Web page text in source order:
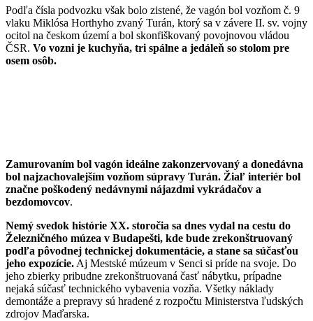
Podľa čísla podvozku však bolo zistené, že vagón bol vozňom č. 9
vlaku Miklósa Horthyho zvaný Turán, ktorý sa v závere II. sv. vojny
ocitol na českom území a bol skonfiškovaný povojnovou vládou
ČSR. Vo vozni je kuchyňa, tri spálne a jedáleň so stolom pre
osem osôb.
Zamurovaním bol vagón ideálne zakonzervovaný a donedávna
bol najzachovalejším vozňom súpravy Turán. Žiaľ interiér bol
značne poškodený nedávnymi nájazdmi vykrádačov a
bezdomovcov.
Nemý svedok histórie XX. storočia sa dnes vydal na cestu do
Železničného múzea v Budapešti, kde bude zrekonštruovaný
podľa pôvodnej technickej dokumentácie, a stane sa súčasťou
jeho expozície. Aj Mestské múzeum v Senci si príde na svoje. Do
jeho zbierky pribudne zrekonštruovaná časť nábytku, prípadne
nejaká súčasť technického vybavenia vozňa. Všetky náklady
demontáže a prepravy sú hradené z rozpočtu Ministerstva ľudských
zdrojov Maďarska.